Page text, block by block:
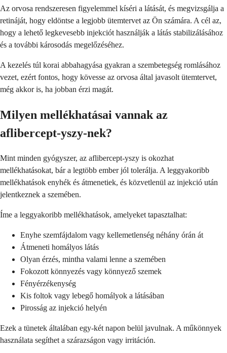
Az orvosa rendszeresen figyelemmel kíséri a látását, és megvizsgálja a
retináját, hogy eldöntse a legjobb ütemtervet az Ön számára. A cél az,
hogy a lehető legkevesebb injekciót használják a látás stabilizálásához
és a további károsodás megelőzéséhez.
A kezelés túl korai abbahagyása gyakran a szembetegség romlásához
vezet, ezért fontos, hogy kövesse az orvosa által javasolt ütemtervet,
még akkor is, ha jobban érzi magát.
Milyen mellékhatásai vannak az
aflibercept-yszy-nek?
Mint minden gyógyszer, az aflibercept-yszy is okozhat
mellékhatásokat, bár a legtöbb ember jól tolerálja. A leggyakoribb
mellékhatások enyhék és átmenetiek, és közvetlenül az injekció után
jelentkeznek a szemében.
Íme a leggyakoribb mellékhatások, amelyeket tapasztalhat:
Enyhe szemfájdalom vagy kellemetlenség néhány órán át
Átmeneti homályos látás
Olyan érzés, mintha valami lenne a szemében
Fokozott könnyezés vagy könnyező szemek
Fényérzékenység
Kis foltok vagy lebegő homályok a látásában
Pirosság az injekció helyén
Ezek a tünetek általában egy-két napon belül javulnak. A műkönnyek
használata segíthet a szárazságon vagy irritáción.